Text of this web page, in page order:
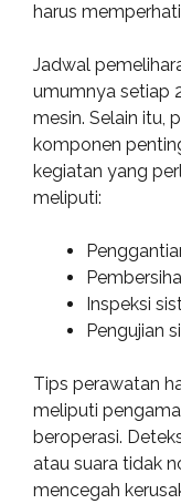
harus
Jadwal
umumnya setiap
mesin. Selain itu,
komponen
kegiatan yang
meliputi:
Inspeksi
Pengujian
Tips perawatan
meliputi
beroperasi.
atau suara tidak
mencegah